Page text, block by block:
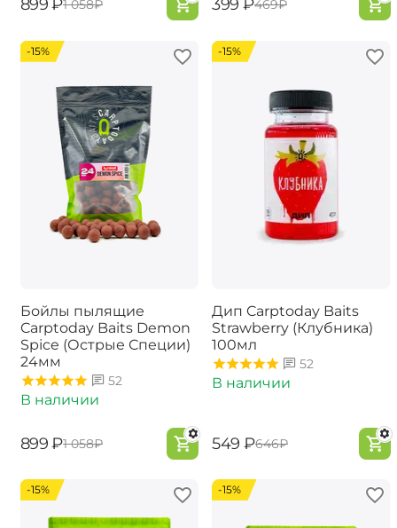
‍899‍ ₽‍1 058‍₽ ‍399‍ ₽‍469‍₽
-15%
Бойлы пылящие
Carptoday Baits Demon
Spice (Острые Специи)
24мм
52
В наличии
‍899‍ ₽‍1 058‍₽
-15%
Дип Carptoday Baits
Strawberry (Клубника)
100мл
52
В наличии
‍549‍ ₽‍646‍₽
-15% -15%